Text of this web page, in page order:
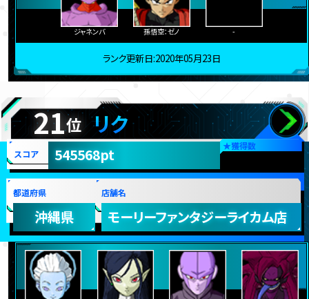
ジャネンバ 孫悟空：ゼノ -
ランク更新日:2020年05月23日
21位 リク
★獲得数
スコア 545568pt
都道府県
沖縄県
店舗名
モーリーファンタジーライカム店